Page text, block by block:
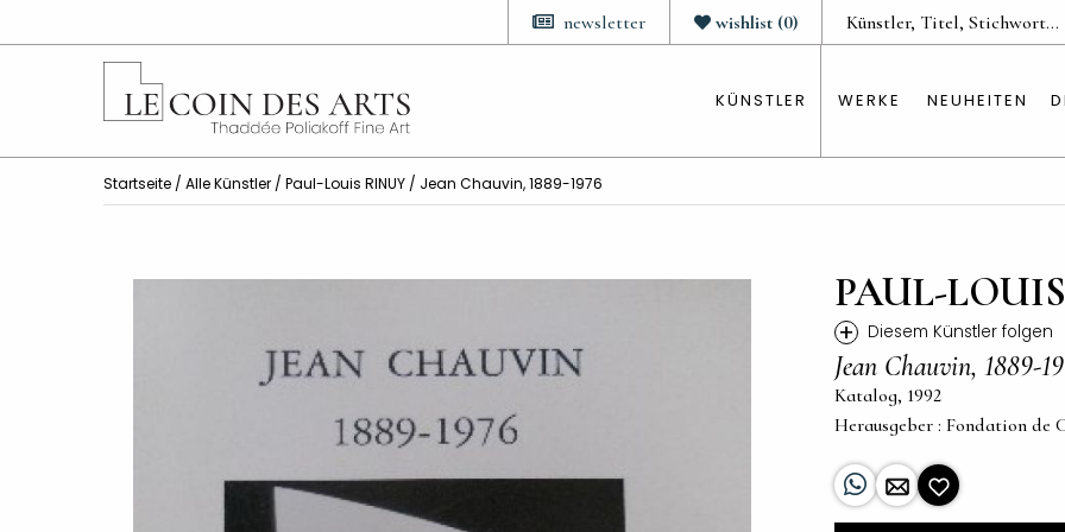
wishlist (0)
newsletter
KÜNSTLER WERKE NEUHEITEN
Startseite / Alle Künstler / Paul-Louis RINUY / Jean Chauvin, 1889-1976
PAUL-
+ Diesem Künstler folgen
Jean Chauvin, 1889-
Katalog, 1992
Herausgeber : Fondation de